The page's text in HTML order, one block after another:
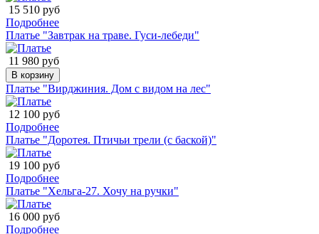
15 510 руб
Подробнее
Платье "Завтрак на траве. Гуси-лебеди"
11 980 руб
В корзину
Платье "Вирджиния. Дом с видом на лес"
12 100 руб
Подробнее
Платье "Доротея. Птичьи трели (с баской)"
19 100 руб
Подробнее
Платье "Хельга-27. Хочу на ручки"
16 000 руб
Подробнее